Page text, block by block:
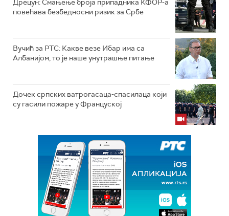
Дрецун: Смањење броја припадника КФОР-а
повећава безбедносни ризик за Србе
Вучић за РТС: Какве везе Ибар има са
Албанијом, то је наше унутрашње питање
Дочек српских ватрогасаца-спасилаца који
су гасили пожаре у Француској